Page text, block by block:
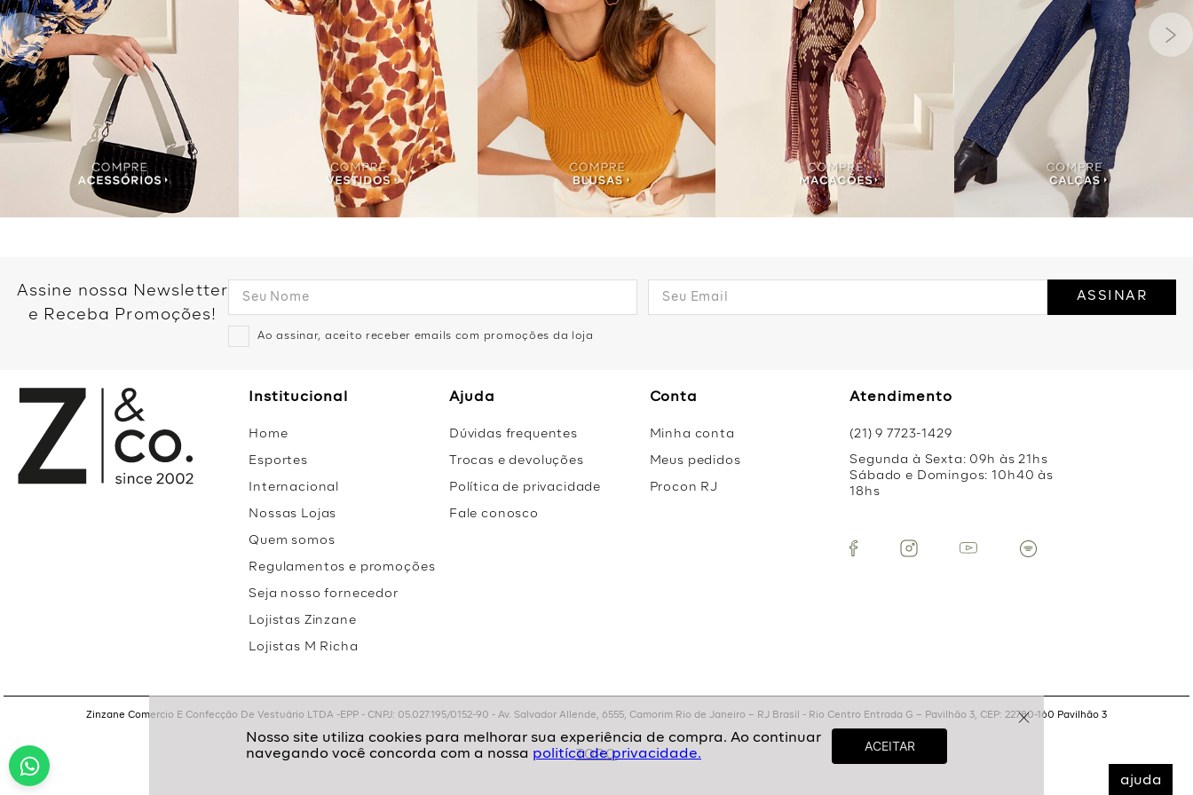
ajuda
politíca de privacidade.
Assine nossa Newsletter
e Receba Promoções!
Ao assinar, aceito receber emails com promoções da loja
ASSINAR
Institucional
Home
Esportes
Internacional
Nossas Lojas
Quem somos
Regulamentos e promoções
Seja nosso fornecedor
Lojistas Zinzane
Lojistas M Richa
Ajuda
Dúvidas frequentes
Trocas e devoluções
Política de privacidade
Fale conosco
Conta
Minha conta
Meus pedidos
Procon RJ
Atendimento
(21) 9 7723-1429
Segunda à Sexta: 09h às 21hs
Sábado e Domingos: 10h40 às
18hs
Zinzane Comercio E Confecção De Vestuário LTDA -EPP - CNPJ: 05.027.195/0152-90 - Av. Salvador Allende, 6555, Camorim Rio de Janeiro – RJ Brasil - Rio Centro Entrada G – Pavilhão 3, CEP: 22780-160 Pavilhão 3
TOPO